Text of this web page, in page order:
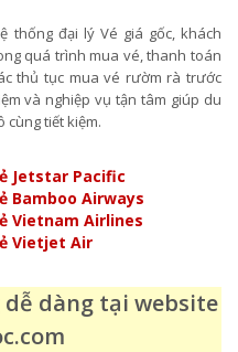
thống đại lý Vé giá gốc, khách
quá trình mua vé, thanh toán
thủ tục mua vé rườm rà trước
và nghiệp vụ tận tâm giúp du
tiết kiệm.
Jetstar Pacific
Bamboo Airways
Vietnam Airlines
Vietjet Air
dàng tại website